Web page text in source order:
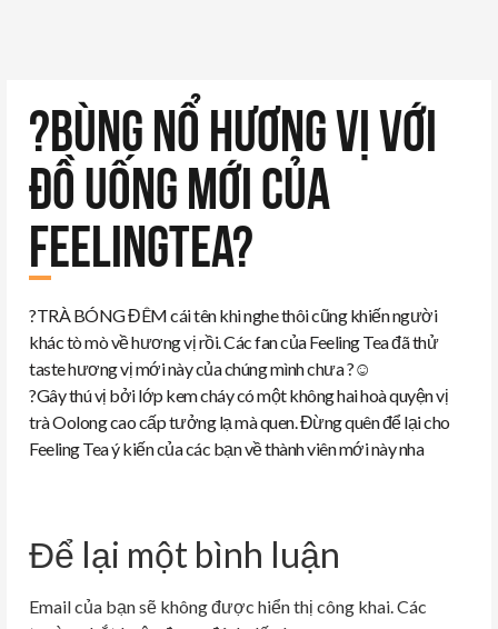
?BÙNG NỔ HƯƠNG VỊ VỚI
ĐỒ UỐNG MỚI CỦA
FEELINGTEA?
?TRÀ BÓNG ĐÊM cái tên khi nghe thôi cũng khiến người
khác tò mò về hương vị rồi. Các fan của Feeling Tea đã thử
taste hương vị mới này của chúng mình chưa ?☺️
?Gây thú vị bởi lớp kem cháy có một không hai hoà quyện vị
trà Oolong cao cấp tưởng lạ mà quen. Đừng quên để lại cho
Feeling Tea ý kiến của các bạn về thành viên mới này nha
Để lại một bình luận
Email của bạn sẽ không được hiển thị công khai. Các